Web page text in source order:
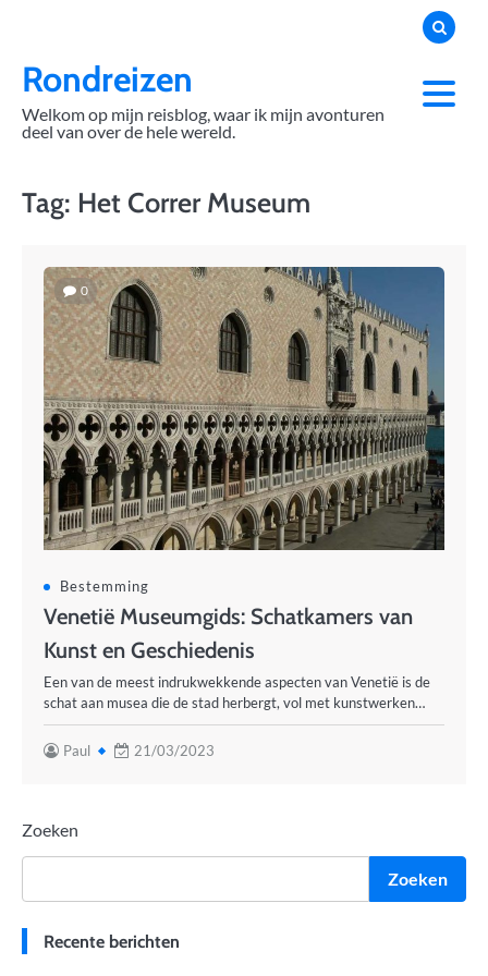
contentRondreizen
Welkom op mijn reisblog, waar ik mijn avonturen
deel van over de hele wereld.
Tag: Het Correr Museum
0
Bestemming
Venetië Museumgids: Schatkamers van
Kunst en Geschiedenis
Een van de meest indrukwekkende aspecten van Venetië is de
schat aan musea die de stad herbergt, vol met kunstwerken…
Paul 21/03/2023
Zoeken
Zoeken
Recente berichten